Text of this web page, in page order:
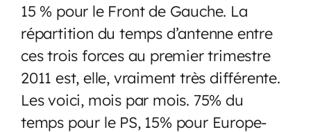
15 % pour le Front de Gauche. La
répartition du temps d’antenne entre
ces trois forces au premier trimestre
2011 est, elle, vraiment très différente.
Les voici, mois par mois. 75% du
temps pour le PS, 15% pour Europe-